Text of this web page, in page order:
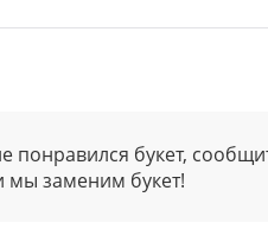
понравился букет,
мы заменим букет!